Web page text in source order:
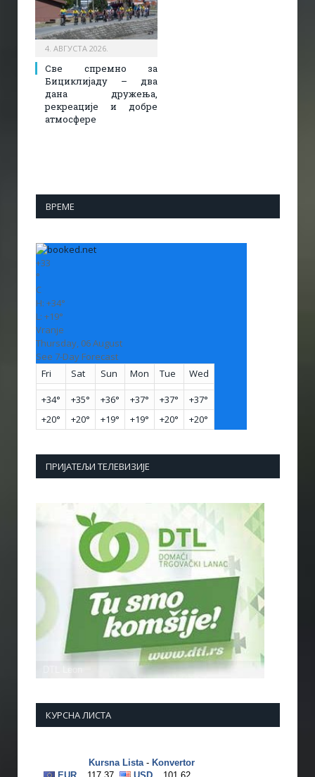
4. АВГУСТА 2026.
Све спремно за
Бициклијаду – два
дана дружења,
рекреације и добре
атмосфере
ВРЕМЕ
+33
°
C
H: +34°
L: +19°
Vranje
Thursday, 06 August
See 7-Day Forecast
Fri
Sat Sun Mon Tue Wed
+34° +35° +36° +37° +37° +37°
+20° +20° +19° +19° +20° +20°
ПРИЈАТЕЉИ ТЕЛЕВИЗИЈЕ
КУРСНА ЛИСТА